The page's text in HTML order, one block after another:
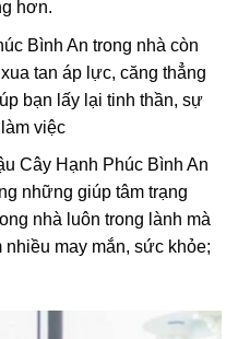
hơn.
Bình An trong nhà còn
tan áp lực, căng thẳng
bạn lấy lại tinh thần, sự
việc
Cây Hạnh Phúc Bình An
những giúp tâm trạng
nhà luôn trong lành mà
may mắn, sức khỏe;